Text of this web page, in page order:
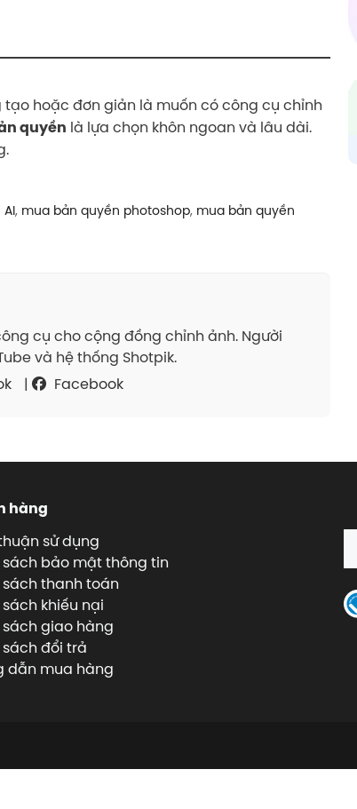
hoặc đơn giản là muốn có công cụ chỉnh
quyền là lựa chọn khôn ngoan và lâu dài.
, mua bản quyền photoshop, mua bản quyền
cụ cho cộng đồng chỉnh ảnh. Người
và hệ thống Shotpik.
| Facebook
hàng
sử dụng
sách bảo mật thông tin
sách thanh toán
khiếu nại
sách giao hàng
đổi trả
dẫn mua hàng